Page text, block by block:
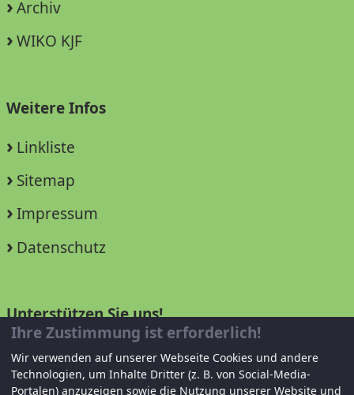
Archiv
WIKO KJF
Weitere Infos
Linkliste
Sitemap
Impressum
Datenschutz
Unterstützen Sie uns!
Mitglied werden
Spenden und helfen
Ihre Zustimmung ist erforderlich!
Wir verwenden auf unserer Webseite Cookies und andere
Technologien, um Inhalte Dritter (z. B. von Social-Media-
Portalen) anzuzeigen sowie die Nutzung unserer Website und